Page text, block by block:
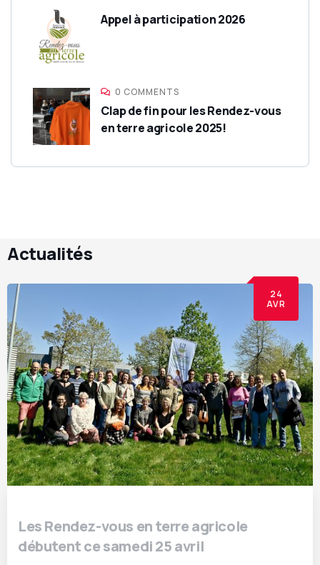
Appel à participation 2026
0 COMMENTS
Clap de fin pour les Rendez-vous
en terre agricole 2025!
Actualités
24
AVR
Les Rendez-vous en terre agricole
débutent ce samedi 25 avril